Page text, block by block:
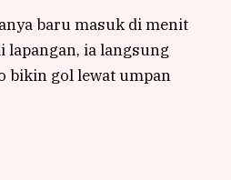
baru masuk di menit
lapangan, ia langsung
bikin gol lewat umpan